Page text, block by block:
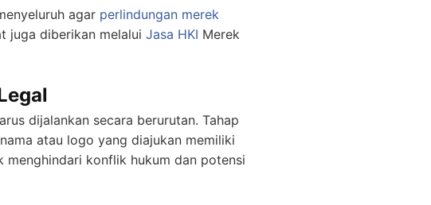
agar perlindungan merek
juga diberikan melalui Jasa HKI Merek
dijalankan secara berurutan. Tahap
atau logo yang diajukan memiliki
menghindari konflik hukum dan potensi